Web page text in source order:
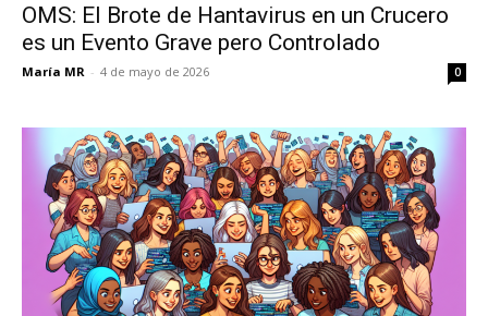
OMS: El Brote de Hantavirus en un Crucero
es un Evento Grave pero Controlado
María MR - 4 de mayo de 2026 0